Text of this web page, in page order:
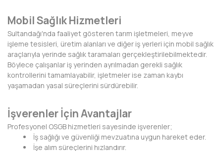
KOCAELİ
KONYA
KÜTAHYA
MALATYA
MARDİN
MERSİN
Mobil Sağlık Hizmetleri
Sultandağı'nda faaliyet gösteren tarım işletmeleri, meyve
işleme tesisleri, üretim alanları ve diğer iş yerleri için mobil sağlık
araçlarıyla yerinde sağlık taramaları gerçekleştirilebilmektedir.
Böylece çalışanlar iş yerinden ayrılmadan gerekli sağlık
kontrollerini tamamlayabilir, işletmeler ise zaman kaybı
yaşamadan yasal süreçlerini sürdürebilir.
İşverenler İçin Avantajlar
Profesyonel OSGB hizmetleri sayesinde işverenler;
İş sağlığı ve güvenliği mevzuatına uygun hareket eder.
İşe alım süreçlerini hızlandırır.